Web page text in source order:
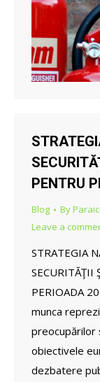
PENTRU
Blog By
Leave a
STRATEGIA
SECURITĂŢII
PERIOADA
munca
preocupărilor
obiectivele
dezbatere